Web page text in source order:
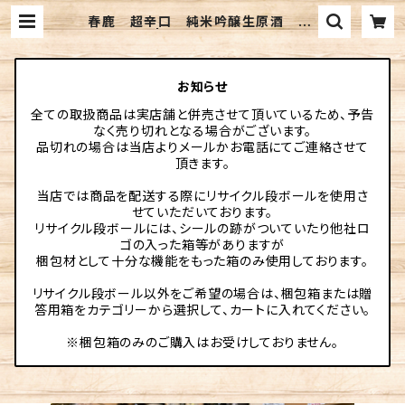
春鹿 超辛口 純米吟醸生原酒 72
0ml | 伊勢元酒店online
お知らせ
全ての取扱商品は実店舗と併売させて頂いているため、予告
なく売り切れとなる場合がございます。
品切れの場合は当店よりメールかお電話にてご連絡させて
頂きます。
当店では商品を配送する際にリサイクル段ボールを使用さ
せていただいております。
リサイクル段ボールには、シールの跡がついていたり他社ロ
ゴの入った箱等がありますが
梱包材として十分な機能をもった箱のみ使用しております。
リサイクル段ボール以外をご希望の場合は、梱包箱または贈
答用箱をカテゴリーから選択して、カートに入れてください。
※梱包箱のみのご購入はお受けしておりません。